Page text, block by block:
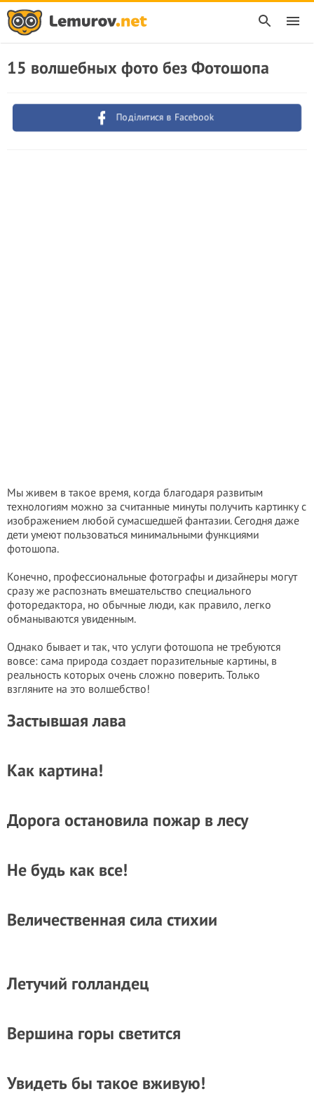
15 волшебных фото без Фотошопа
Поділитися в Facebook
Мы живем в такое время, когда благодаря развитым
технологиям можно за считанные минуты получить картинку с
изображением любой сумасшедшей фантазии. Сегодня даже
дети умеют пользоваться минимальными функциями
фотошопа.
Конечно, профессиональные фотографы и дизайнеры могут
сразу же распознать вмешательство специального
фоторедактора, но обычные люди, как правило, легко
обманываются увиденным.
Однако бывает и так, что услуги фотошопа не требуются
вовсе: сама природа создает поразительные картины, в
реальность которых очень сложно поверить. Только
взгляните на это волшебство!
Застывшая лава
Как картина!
Дорога остановила пожар в лесу
Не будь как все!
Величественная сила стихии
Летучий голландец
Вершина горы светится
Увидеть бы такое вживую!